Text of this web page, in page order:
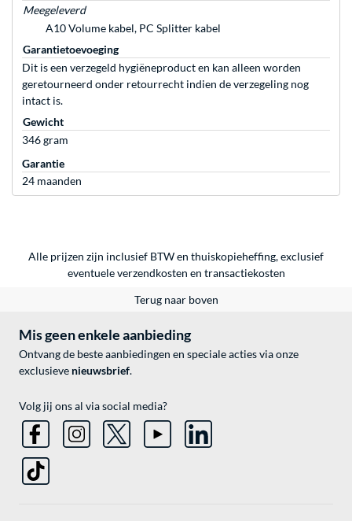
Meegeleverd
A10 Volume kabel, PC Splitter kabel
Garantietoevoeging
Dit is een verzegeld hygiëneproduct en kan alleen worden
geretourneerd onder retourrecht indien de verzegeling nog
intact is.
Gewicht
346 gram
Garantie
24 maanden
Alle prijzen zijn inclusief BTW en thuiskopieheffing, exclusief
eventueleverzendkosten en transactiekosten
Terug naar boven
Mis geen enkele aanbieding
Ontvang de beste aanbiedingen en speciale acties via onze
exclusieve nieuwsbrief.
Volg jij ons al via social media?